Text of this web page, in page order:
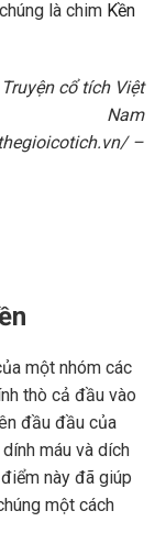
là chim Kền
cổ tích Việt
Nam
–
một nhóm các
thò cả đầu vào
đầu đầu của
máu và dích
này đã giúp
một cách